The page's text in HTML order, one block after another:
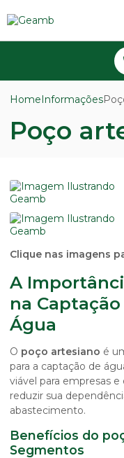
HomeInformações
Poço
Clique nas imagens
A
na
Água
O poço artesiano é
para a captação de
viável para empresas
reduzir sua
abastecimento.
Benefícios do
Segmentos